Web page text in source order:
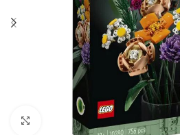
Click to enlarge